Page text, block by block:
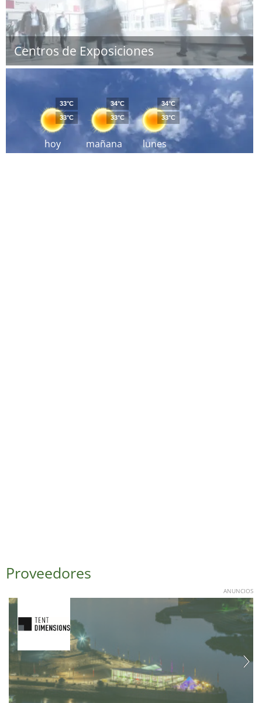
Centros de Exposiciones
hoy
33°C
33°C
mañana
34°C
33°C
lunes
34°C
33°C
Proveedores
ANUNCIOS